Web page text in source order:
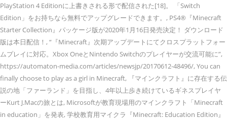
PlayStation 4 Editionに上書きされる形で配信された[18]。 「Switch
Edition」をお持ちなら無料でアップグレードできます。, PS4®『Minecraft
Starter Collection』パッケージ版が2020年1月16日発売決定！ ダウンロード
版は本日配信！, “『Minecraft』次期アップデートにてクロスプラットフォー
ムプレイに対応。Xbox OneとNintendo Switchのプレイヤーが交流可能に”,
https://automaton-media.com/articles/newsjp/20170612-48496/, You can
finally choose to play as a girl in Minecraft, 『マインクラフト』に存在する伝
説の地「ファーランド」を目指し、4年以上歩き続けているギネスプレイヤ
ーKurt J.Macの旅とは, Microsoftが教育現場用のマインクラフト「Minecraft
in education」を発表, 学校教育用マイクラ『Minecraft: Education Edition』